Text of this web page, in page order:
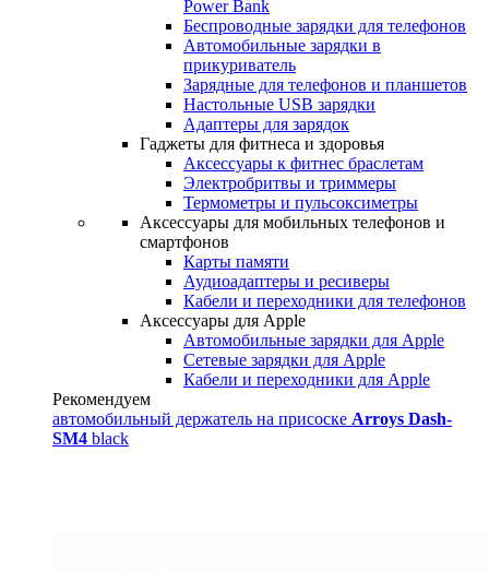
Power Bank
Беспроводные зарядки для телефонов
Автомобильные зарядки в
прикуриватель
Зарядные для телефонов и планшетов
Настольные USB зарядки
Адаптеры для зарядок
Гаджеты для фитнеса и здоровья
Аксессуары к фитнес браслетам
Электробритвы и триммеры
Термометры и пульсоксиметры
Аксессуары для мобильных телефонов и
смартфонов
Карты памяти
Аудиоадаптеры и ресиверы
Кабели и переходники для телефонов
Аксессуары для Apple
Автомобильные зарядки для Apple
Сетевые зарядки для Apple
Кабели и переходники для Apple
Рекомендуем
автомобильный держатель на присоске Arroys Dash-
SM4 black